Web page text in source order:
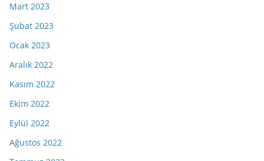
Mart 2023
Şubat 2023
Ocak 2023
Aralık 2022
Kasım 2022
Ekim 2022
Eylül 2022
Ağustos 2022